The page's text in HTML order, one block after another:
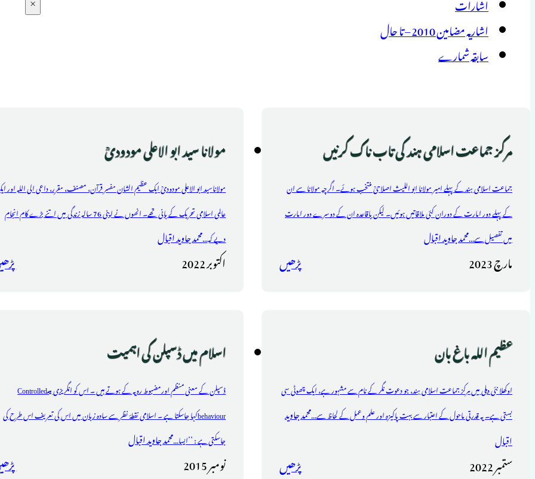
اشاریہ مضامین 2010 – تا حال
سابقہ شمارے
مرکز جماعت اسلامی ہند کی تاب ناک کرنیں
جماعت اسلامی ہند کے پہلے امیر مولانا ابو اللیث اصلاحیؒ منتخب ہوئے۔ اگرچہ مولانا سے ان
کے پہلے دور امارت کے دوران کئی ملاقاتیں ہوئیں۔ لیکن باقاعدہ ان کے دوسرے دور امارت
میں تفصیل سے...محمد جاوید اقبال
مارچ 2023 پڑھیں
مولانا سید ابو الاعلی مودودیؒ
مولاناسید ابو الاعلی مودودیؒ ایک عظیم الشان مفسر قرآن، مصنف، مقرر، داعی الی اللہ اور
عالمی اسلامی تحریک کے بانی تھے۔ انھوں نے اپنی 76 سالہ زندگی میں اتنے بڑے کام انجام
دیے کہ...محمد جاوید اقبال
اکتوبر 2022
عظیم اللہ باغ بان
اوکھلا نئی دہلی میں مرکز جماعت اسلامی ہند، جو دعوت نگر کے نام سے مشہور ہے، ایک چھوٹی سی
بستی ہے۔ یہ قدرتی ماحول کے اعتبار سے بہت پاکیزہ اور علم وعمل کے لحاظ سے...محمد جاوید
اقبال
ستمبر 2022 پڑھیں
اسلام میں ڈسپلن کی اہمیت
ڈسپلن کے معنی منظم اورمضبوط رویہ کے ہوتے ہیں ۔ اس کو انگریزی میںــControlled
behaviourکہا جاسکتا ہے ۔ اسلامی نقطۂ نظر سے سادہ زبان میں اس کی تعریف اس طرح کی
جاسکتی ہے : ’’ایسا...محمد جاوید اقبال
نومبر 2015